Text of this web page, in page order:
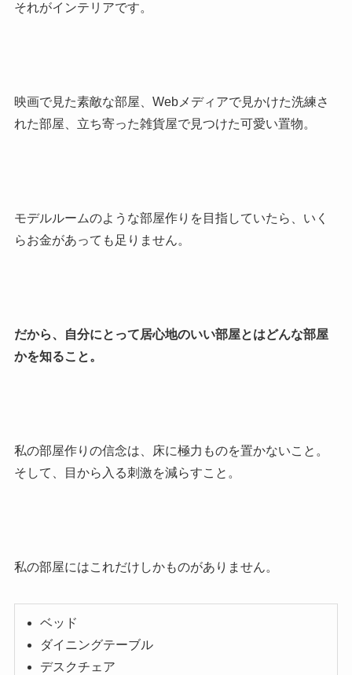
それがインテリアです。
映画で見た素敵な部屋、Webメディアで見かけた洗練さ
れた部屋、立ち寄った雑貨屋で見つけた可愛い置物。
モデルルームのような部屋作りを目指していたら、いく
らお金があっても足りません。
だから、自分にとって居心地のいい部屋とはどんな部屋
かを知ること。
私の部屋作りの信念は、床に極力ものを置かないこと。
そして、目から入る刺激を減らすこと。
私の部屋にはこれだけしかものがありません。
ベッド
ダイニングテーブル
デスクチェア